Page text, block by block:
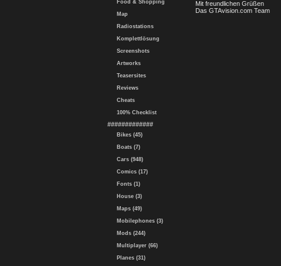
Food & Shopping
Map
Radiostations
Komplettlösung
Screenshots
Artworks
Teasersites
Reviews
Cheats
100% Checklist
#############
Bikes (45)
Boats (7)
Cars (948)
Comics (17)
Fonts (1)
House (3)
Maps (49)
Mobilephones (3)
Mods (244)
Multiplayer (66)
Planes (31)
Mit freundlichen Grüßen
Das GTAvision.com Team